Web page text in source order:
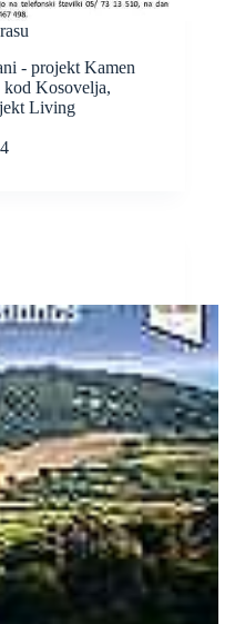
- projekt Kamen
Kosovelja,
Living